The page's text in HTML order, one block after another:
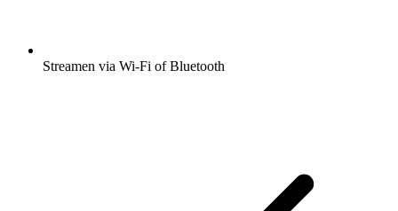
Streamen via Wi-Fi of Bluetooth